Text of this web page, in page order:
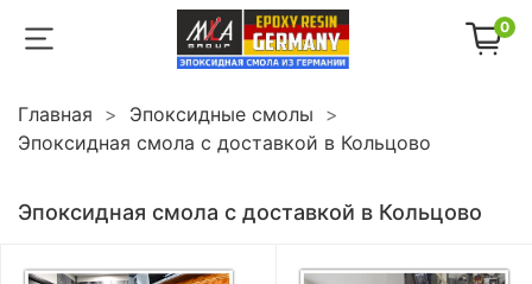
0
Главная
Эпоксидные смолы
Эпоксидная смола с доставкой в Кольцово
Эпоксидная смола с доставкой в Кольцово